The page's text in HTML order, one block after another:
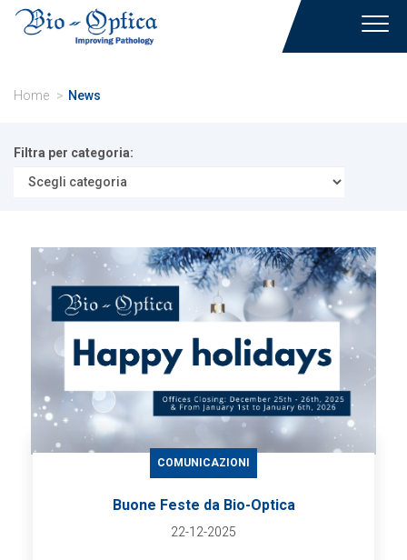
Home News
Filtra per categoria:
COMUNICAZIONI
Buone Feste da Bio-Optica
22-12-2025